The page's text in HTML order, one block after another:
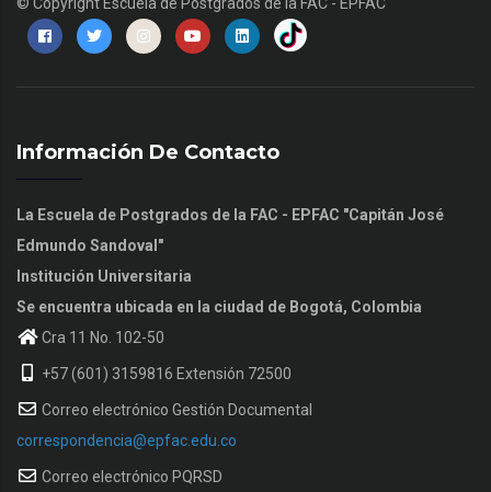
Información De Contacto
La Escuela de Postgrados de la FAC - EPFAC "Capitán José
Edmundo Sandoval"
Institución Universitaria
Se encuentra ubicada en la ciudad de Bogotá, Colombia
Cra 11 No. 102-50
+57 (601) 3159816 Extensión 72500
Correo electrónico Gestión Documental
correspondencia@epfac.edu.co
Correo electrónico PQRSD